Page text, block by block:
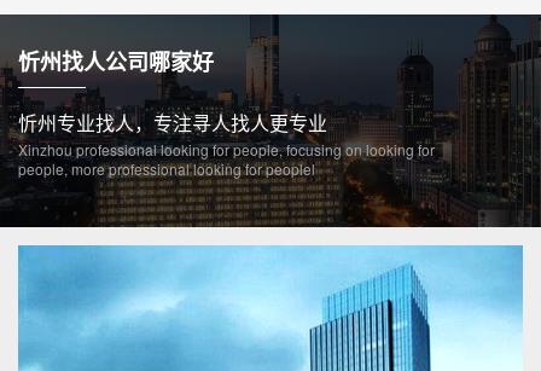
忻州找人公司哪家好
忻州专业找人，专注寻人找人更专业
Xinzhou professional looking for people, focusing on looking for
people, more professional looking for peoplel